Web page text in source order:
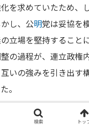
を求めていたため、
し、公明党は妥協を
立場を堅持すること
の過程が、連立政権
いの強みを引き出す
。
検索 トッ